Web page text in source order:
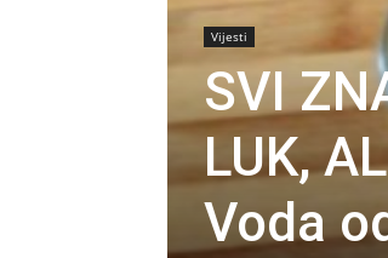
Vijesti
SVI
LUK,
Voda